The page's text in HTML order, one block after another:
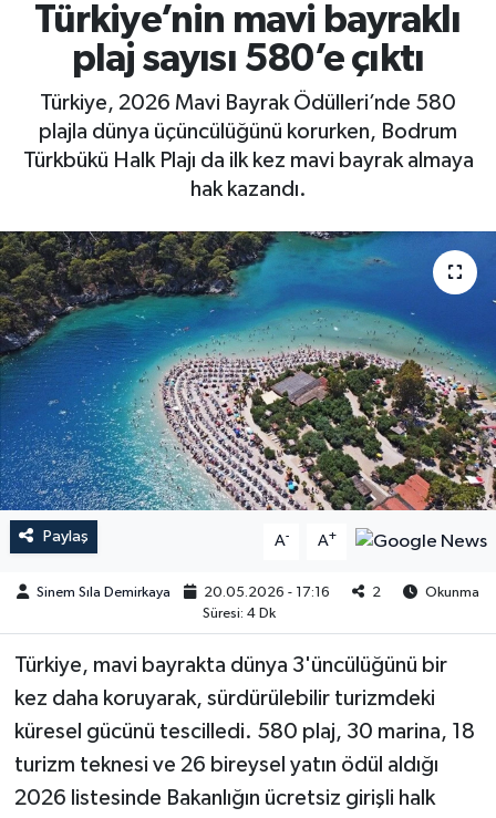
Türkiye’nin mavi bayraklı
plaj sayısı 580’e çıktı
Türkiye, 2026 Mavi Bayrak Ödülleri’nde 580
plajla dünya üçüncülüğünü korurken, Bodrum
Türkbükü Halk Plajı da ilk kez mavi bayrak almaya
hak kazandı.
Paylaş A- A+
Sinem Sıla Demirkaya 20.05.2026 - 17:16 2
Okunma
Süresi: 4 Dk
Türkiye, mavi bayrakta dünya 3'üncülüğünü bir
kez daha koruyarak, sürdürülebilir turizmdeki
küresel gücünü tescilledi. 580 plaj, 30 marina, 18
turizm teknesi ve 26 bireysel yatın ödül aldığı
2026 listesinde Bakanlığın ücretsiz girişli halk